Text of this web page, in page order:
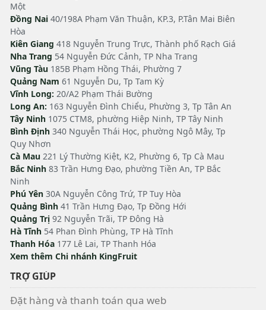
Một
Đồng Nai 40/198A Phạm Văn Thuận, KP.3, P.Tân Mai Biên
Hòa
Kiên Giang 418 Nguyễn Trung Trực, Thành phố Rạch Giá
Nha Trang 54 Nguyễn Đức Cảnh, TP Nha Trang
Vũng Tàu 185B Phạm Hồng Thái, Phường 7
Quảng Nam 61 Nguyễn Du, Tp Tam Kỳ
Vĩnh Long: 20/A2 Phạm Thái Bường
Long An: 163 Nguyễn Đình Chiểu, Phường 3, Tp Tân An
Tây Ninh 1075 CTM8, phường Hiệp Ninh, TP Tây Ninh
Bình Định 340 Nguyễn Thái Học, phường Ngô Mây, Tp
Quy Nhơn
Cà Mau 221 Lý Thường Kiệt, K2, Phường 6, Tp Cà Mau
Bắc Ninh 83 Trần Hưng Đạo, phường Tiền An, TP Bắc
Ninh
Phú Yên 30A Nguyễn Công Trứ, TP Tuy Hòa
Quảng Bình 41 Trần Hưng Đạo, Tp Đồng Hới
Quảng Trị 92 Nguyễn Trãi, TP Đông Hà
Hà Tĩnh 54 Phan Đình Phùng, TP Hà Tĩnh
Thanh Hóa 177 Lê Lai, TP Thanh Hóa
Xem thêm Chi nhánh KingFruit
TRỢ GIÚP
Đặt hàng và thanh toán qua web